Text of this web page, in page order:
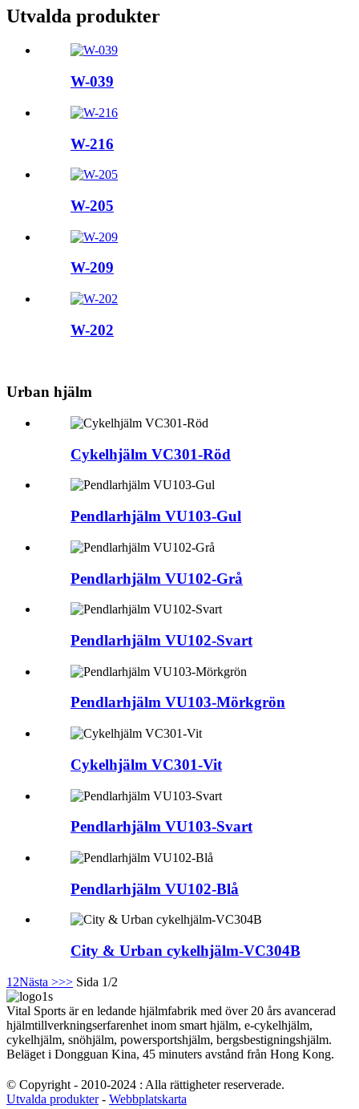
Utvalda produkter
W-039
W-216
W-205
W-209
W-202
Urban hjälm
Cykelhjälm VC301-Röd
Pendlarhjälm VU103-Gul
Pendlarhjälm VU102-Grå
Pendlarhjälm VU102-Svart
Pendlarhjälm VU103-Mörkgrön
Cykelhjälm VC301-Vit
Pendlarhjälm VU103-Svart
Pendlarhjälm VU102-Blå
City & Urban cykelhjälm-VC304B
1 2Nästa >>> Sida 1/2
Vital Sports är en ledande hjälmfabrik med över 20 års avancerad
hjälmtillverkningserfarenhet inom smart hjälm, e-cykelhjälm,
cykelhjälm, snöhjälm, powersportshjälm, bergsbestigningshjälm.
Beläget i Dongguan Kina, 45 minuters avstånd från Hong Kong.
© Copyright - 2010-2024 : Alla rättigheter reserverade.
Utvalda produkter- Webbplatskarta